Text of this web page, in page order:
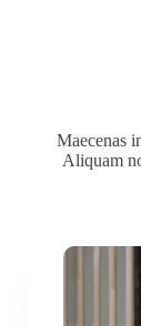
Maecenas
Aliquam